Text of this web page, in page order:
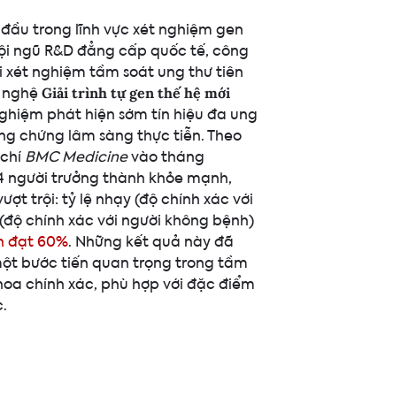
trong lĩnh vực xét nghiệm gen
ngũ R&D đẳng cấp quốc tế, công
nghiệm tầm soát ung thư tiên
Giải trình tự gen thế hệ mới
phát hiện sớm tín hiệu đa ung
chứng lâm sàng thực tiễn. Theo
BMC Medicinevào tháng
người trưởng thành khỏe mạnh,
trội: tỷ lệ nhạy (độ chính xác với
chính xác với người không bệnh)
đạt 60%. Những kết quả này đã
bước tiến quan trọng trong tầm
chính xác, phù hợp với đặc điểm